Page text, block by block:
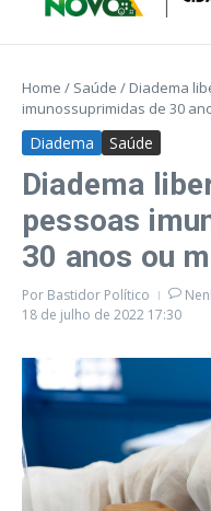
Home / Saúde / Diadema
imunossuprimidas de 30
Diadema Saúde
Diadema
pessoas
30 anos ou
Por Bastidor Político
18 de julho de 2022 17:30